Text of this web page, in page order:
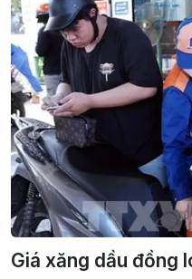
Giá xăng dầu đồng